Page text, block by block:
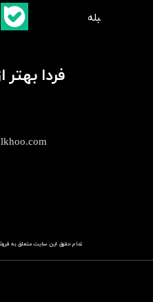
تمام حقوق این سایت متعلق به
فردا بهتر
​بلبله​​​​​​​بله